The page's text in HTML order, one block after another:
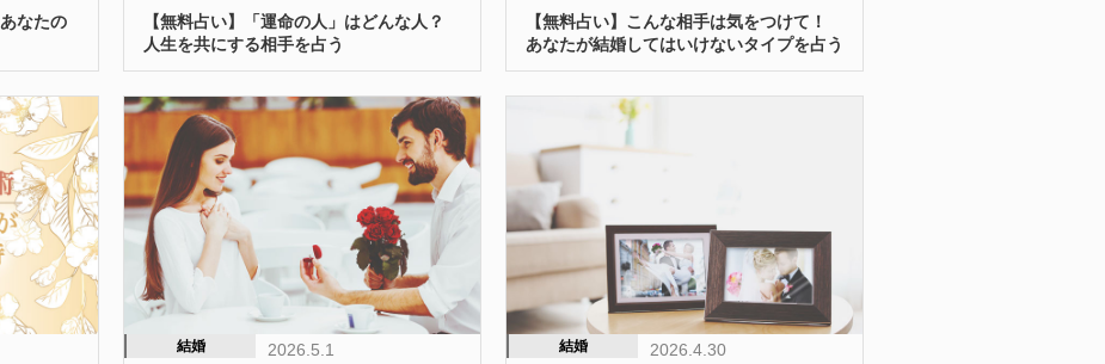
なたの
【無料占い】「運命の人」はどんな人？
人生を共にする相手を占う
【無料占い】こんな相手は気をつけて！
あなたが結婚してはいけないタイプを占う
結婚
2026.5.1
結婚
2026.4.30